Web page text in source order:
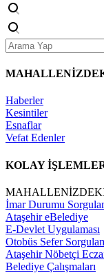
Haberler
Kesintiler
Esnaflar
Vefat Edenler
KOLAY
İmar Durumu
Ataşehir eBelediye
E-Devlet Uygulaması
Otobüs Sefer
Ataşehir Nöbetçi
Belediye Çalışmaları